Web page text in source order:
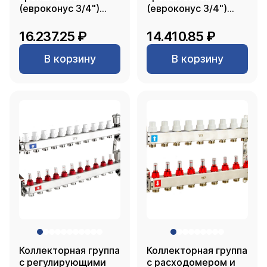
(евроконус 3/4")
SUS 304 1"х11
выходов, RTP
16.237.25 ₽
В корзину
(евроконус 3/4")
SUS 304 1"х 8
выходов, RTP
14.410.85 ₽
В корзину
Коллекторная группа
с регулирующими
Коллекторная группа
с расходомером и